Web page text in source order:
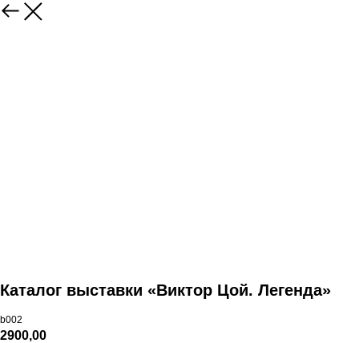
Каталог выставки «Виктор Цой. Легенда»
b002
2900,00